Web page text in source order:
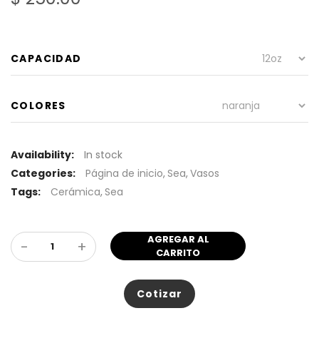
CAPACIDAD
COLORES
Availability:
In stock
Categories:
Página de inicio,Sea,Vasos
Tags:
Cerámica,Sea
- +
AGREGAR AL
CARRITO
Cotizar